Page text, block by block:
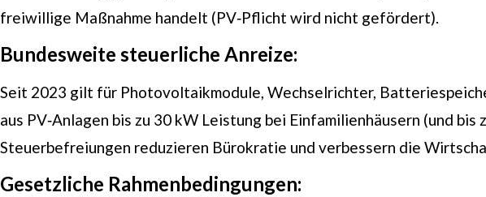
freiwillige Maßnahme handelt (PV‑Pflicht wird nicht gefördert).
Bundesweite steuerliche Anreize:
Seit 2023 gilt für Photovoltaikmodule, Wechselrichter,
aus PV‑Anlagen bis zu 30 kW Leistung bei Einfamilienhäusern (und
Steuerbefreiungen reduzieren Bürokratie und verbessern die
Gesetzliche Rahmenbedingungen: